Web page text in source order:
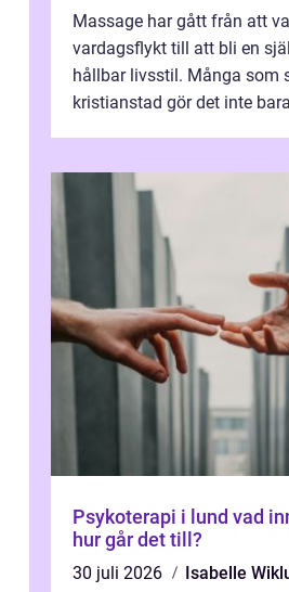
Massage har gått från att
vardagsflykt till att bli en
hållbar livsstil. Många som
kristianstad gör det inte
Psykoterapi i lund vad innebär det och
hur går det till?
30 juli 2026
Isabelle